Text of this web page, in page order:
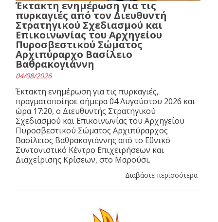
Έκτακτη ενημέρωση για τις
πυρκαγιές από τον Διευθυντή
Στρατηγικού Σχεδιασμού και
Επικοινωνίας του Αρχηγείου
Πυροσβεστικού Σώματος
Αρχιπύραρχο Βασίλειο
Βαθρακογιάννη
04/08/2026
Έκτακτη ενημέρωση για τις πυρκαγιές,
πραγματοποίησε σήμερα 04 Αυγούστου 2026 και
ώρα 17:20, ο Διευθυντής Στρατηγικού
Σχεδιασμού και Επικοινωνίας του Αρχηγείου
Πυροσβεστικού Σώματος Αρχιπύραρχος
Βασίλειος Βαθρακογιάννης από το Εθνικό
Συντονιστικό Κέντρο Επιχειρήσεων και
Διαχείρισης Κρίσεων, στο Μαρούσι.
Διαβάστε περισσότερα